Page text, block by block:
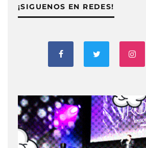
¡SIGUENOS EN REDES!